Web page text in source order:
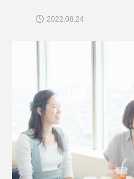
2022.08.24